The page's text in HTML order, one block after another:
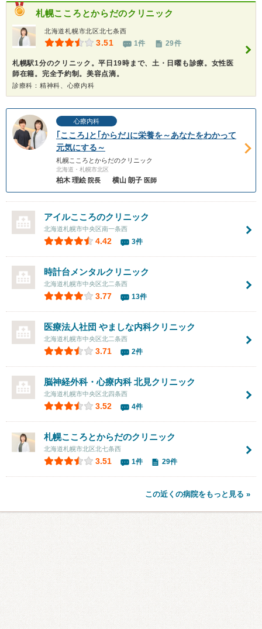
札幌こころとからだのクリニック
北海道札幌市北区北七条西
3.51 1件 29件
札幌駅1分のクリニック。平日19時まで、土・日曜も診療。女性医
師在籍。完全予約制。美容点滴。
診療科：精神科、心療内科
心療内科
｢こころ｣と｢からだ｣に栄養を～あなたをわかって
元気にする～
札幌こころとからだのクリニック
北海道・札幌市北区
柏木 理絵 院長 横山 朗子 医師
アイルこころのクリニック
北海道札幌市中央区南一条西
4.42 3件
時計台メンタルクリニック
北海道札幌市中央区北二条西
3.77 13件
医療法人社団 やましな内科クリニック
北海道札幌市中央区北二条西
3.71 2件
脳神経外科・心療内科 北見クリニック
北海道札幌市中央区北四条西
3.52 4件
札幌こころとからだのクリニック
北海道札幌市北区北七条西
3.51 1件 29件
この近くの病院をもっと見る »